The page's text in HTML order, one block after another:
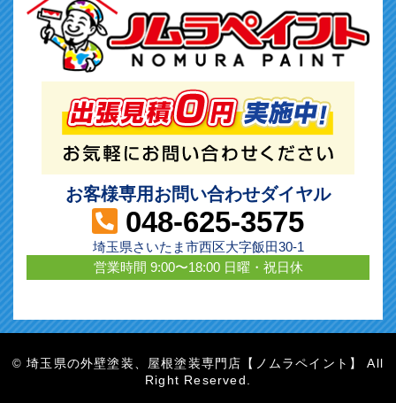
お客様専用お問い合わせダイヤル
048-625-3575
埼玉県さいたま市西区大字飯田30-1
営業時間 9:00〜18:00 日曜・祝日休
©埼玉県の外壁塗装、屋根塗装専門店【ノムラペイント】 All
Right Reserved.